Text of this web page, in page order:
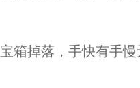
掉落，手快有手慢